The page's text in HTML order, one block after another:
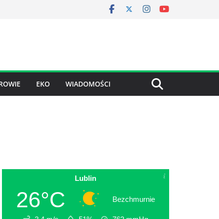
EKO WIADOMOŚCI
Lublin
26°C Bezchmurnie